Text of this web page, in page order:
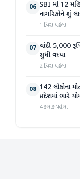
06 SBI માં 12
નાગરિકોને શું
1 દિવસ પહેલા
07 ચાંદી 5,000
સુધી વધ્યા
2 દિવસ પહેલા
08 142 લોકોના
પ્રદેશમાં ભારે
4 કલાક પહેલા